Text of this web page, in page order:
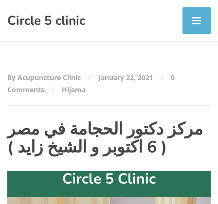
Circle 5 clinic
By Acupuncture Clinic January 22, 2021
0
Comments
Hijama
مركز دكتور الحجامة في مصر
( 6 اكتوبر و الشيخ زايد )
Circle 5 Clinic